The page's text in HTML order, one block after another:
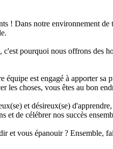
! Dans notre environnement
pourquoi nous offrons des
est engagé à apporter sa
les choses, vous êtes au bon
et désireux(se)
et de célébrer nos succès
et vous épanouir ? Ensemble,